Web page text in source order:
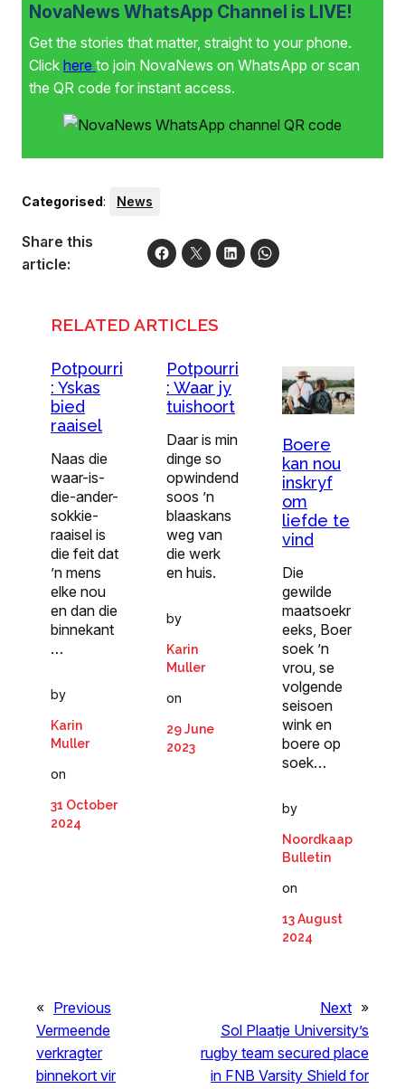
NovaNews WhatsApp Channel is LIVE!
Get the stories that matter, straight to your phone.
Click here to join NovaNews on WhatsApp or scan
the QR code for instant access.
Categorised: News
Share this
article:
RELATED ARTICLES
Potpourri
: Yskas
bied
raaisel
Naas die
waar-is-
die-ander-
sokkie-
raaisel is
die feit dat
’n mens
elke nou
en dan die
binnekant
…
by
Karin
Muller
on
31 October
2024
Potpourri
: Waar jy
tuishoort
Daar is min
dinge so
opwindend
soos ’n
blaaskans
weg van
die werk
en huis.
by
Karin
Muller
on
29 June
2023
Boere
kan nou
inskryf
om
liefde te
vind
Die
gewilde
maatsoekr
eeks, Boer
soek ’n
vrou, se
volgende
seisoen
wink en
boere op
soek…
by
Noordkaap
Bulletin
on
13 August
2024
« Previous
Vermeende
verkragter
binnekort vir
Next »
Sol Plaatje University’s
rugby team secured place
in FNB Varsity Shield for